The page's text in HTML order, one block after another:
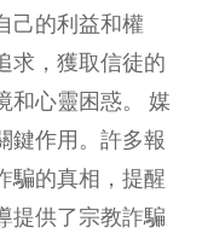
己的利益和權
求，獲取信徒的
和心靈困惑。 媒
鍵作用。許多報
騙的真相，提醒
提供了宗教詐騙